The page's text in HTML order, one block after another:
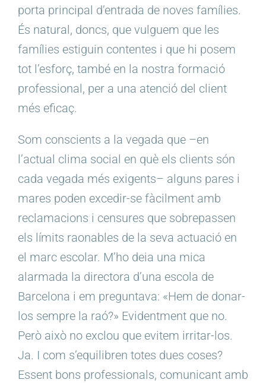
porta principal d’entrada de noves famílies.
És natural, doncs, que vulguem que les
famílies estiguin contentes i que hi posem
tot l’esforç, també en la nostra formació
professional, per a una atenció del client
més eficaç.
Som conscients a la vegada que –en
l’actual clima social en què els clients són
cada vegada més exigents– alguns pares i
mares poden excedir-se fàcilment amb
reclamacions i censures que sobrepassen
els límits raonables de la seva actuació en
el marc escolar. M’ho deia una mica
alarmada la directora d’una escola de
Barcelona i em preguntava: «Hem de donar-
los sempre la raó?» Evidentment que no.
Però això no exclou que evitem irritar-los.
Ja. I com s’equilibren totes dues coses?
Essent bons professionals, comunicant amb